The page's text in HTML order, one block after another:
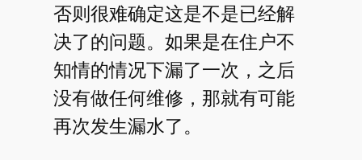
否则很难确定这是不是已经解
决了的问题。如果是在住户不
知情的情况下漏了一次，之后
没有做任何维修，那就有可能
再次发生漏水了。